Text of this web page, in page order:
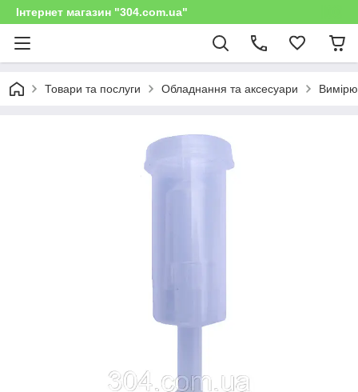
Інтернет магазин "304.com.ua"
Товари та послуги Обладнання та аксесуари